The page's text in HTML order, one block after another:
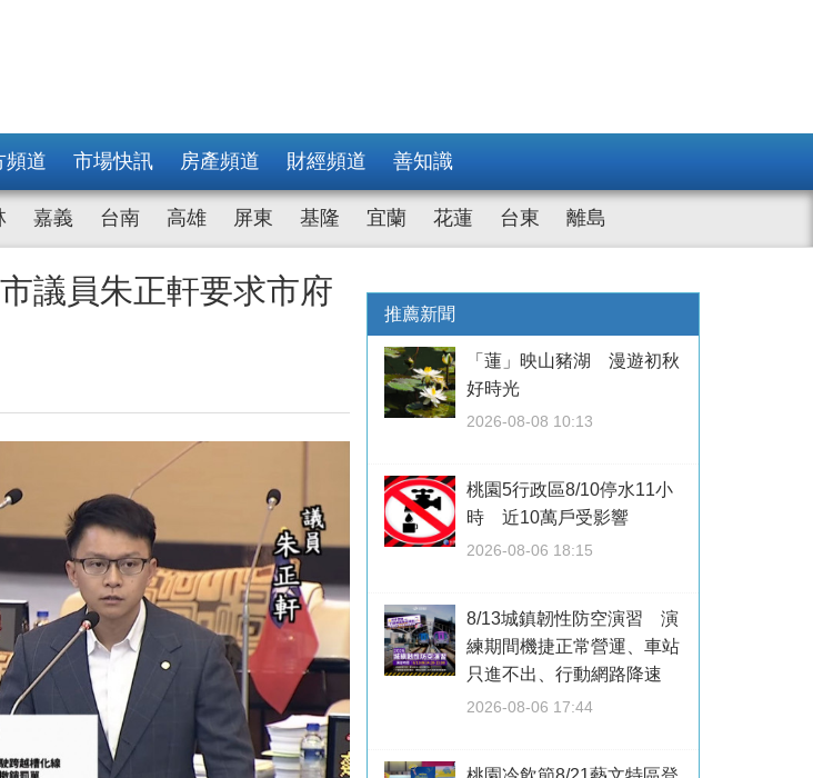
頻道 市場快訊 房產頻道 財經頻道 善知識
嘉義 台南 高雄 屏東 基隆 宜蘭 花蓮 台東 離島
議員朱正軒要求市府
推薦新聞
「蓮」映山豬湖 漫遊初秋
好時光
2026-08-08 10:13
桃園5行政區8/10停水11小
時 近10萬戶受影響
2026-08-06 18:15
8/13城鎮韌性防空演習 演
練期間機捷正常營運、車站
只進不出、行動網路降速
2026-08-06 17:44